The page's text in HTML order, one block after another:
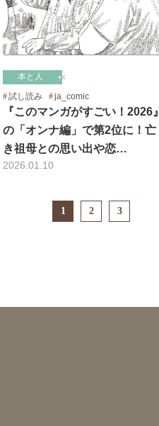
本と人
試し読み
ja_comic
『このマンガがすごい！2026』
の「オンナ編」で第2位に！亡
き祖母との思い出や恋…
2026.01.10
1 2 3